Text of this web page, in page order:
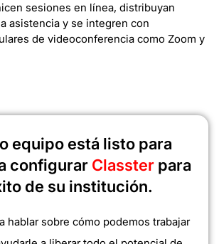
sesiones en línea, distribuyan
asistencia y se integren con
de videoconferencia como Zoom y
equipo está listo para
configurar Classter para
de su institución.
hablar sobre cómo podemos trabajar